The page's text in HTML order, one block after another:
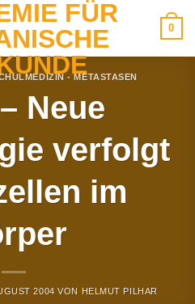
0
- METASTASEN
Neue
verfolgt
im
2004 VON HELMUT PILHAR